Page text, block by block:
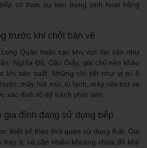
có thực sự tiện trong sinh hoạt hằng
trước khi chốt bản vẽ
Quân hoặc các khu vực lân cận như
Nghĩa Đô, Cầu Giấy, gia chủ nên khảo
khi sản xuất. Những chi tiết như vị trí ổ
máy hút mùi, tủ lạnh, máy rửa bát và
xác định rõ để tránh phát sinh.
gia đình đang sử dụng bếp
thiết kế theo thói quen sử dụng thật. Gia
hay ít, có cần nhiều khoang chứa đồ khô